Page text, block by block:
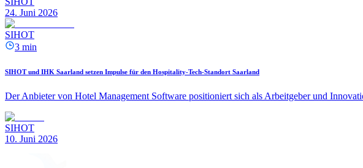
24. Juni 2026
SIHOT
3 min
SIHOT und IHK Saarland setzen Impulse für den Hospitality-Tech-Standort Saarland
Der Anbieter von Hotel Management Software positioniert sich als Arbeitgeber und
SIHOT
10. Juni 2026